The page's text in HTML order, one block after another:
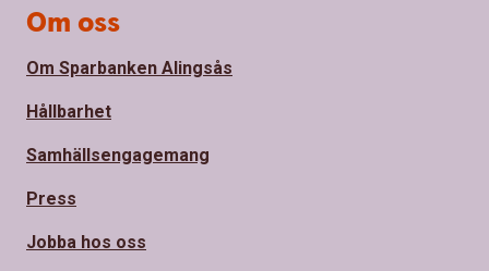
Om oss
Om Sparbanken Alingsås
Hållbarhet
Samhällsengagemang
Press
Jobba hos oss